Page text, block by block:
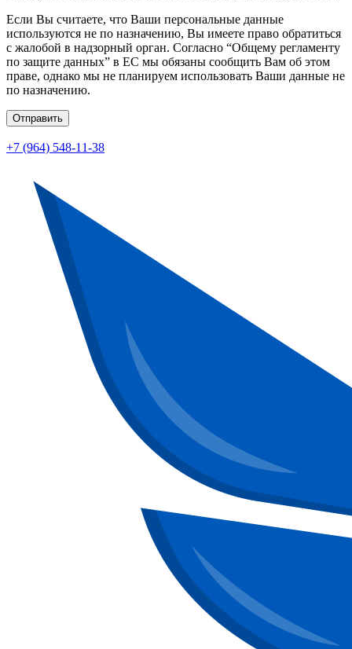
Если Вы считаете, что Ваши персональные данные
используются не по назначению, Вы имеете право обратиться
с жалобой в надзорный орган. Согласно “Общему регламенту
по защите данных” в ЕС мы обязаны сообщить Вам об этом
праве, однако мы не планируем использовать Ваши данные не
по назначению.
Отправить
+7 (964) 548-11-38